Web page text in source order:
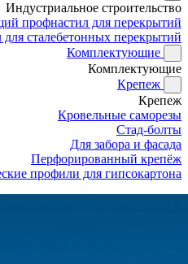
Индустриальное строительство
профнастил для перекрытий
сталебетонных перекрытий
Комплектующие
Комплектующие
Крепеж
Крепеж
Кровельные саморезы
Стад-болты
Для забора и фасада
Перфорированный крепёж
профили для гипсокартона